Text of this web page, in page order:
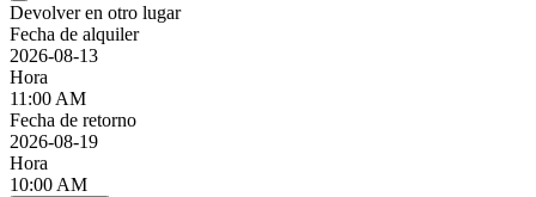
Devolver en otro lugar
Fecha de alquiler
2026-08-13
Hora
11:00 AM
Fecha de retorno
2026-08-19
Hora
10:00 AM